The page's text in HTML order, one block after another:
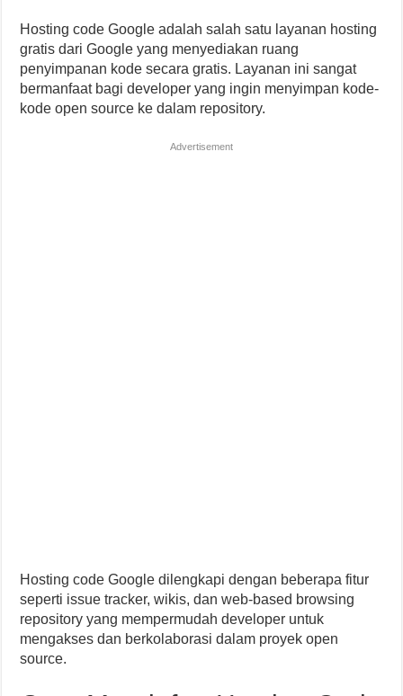
Hosting code Google adalah salah satu layanan hosting
gratis dari Google yang menyediakan ruang
penyimpanan kode secara gratis. Layanan ini sangat
bermanfaat bagi developer yang ingin menyimpan kode-
kode open source ke dalam repository.
Advertisement
Hosting code Google dilengkapi dengan beberapa fitur
seperti issue tracker, wikis, dan web-based browsing
repository yang mempermudah developer untuk
mengakses dan berkolaborasi dalam proyek open
source.